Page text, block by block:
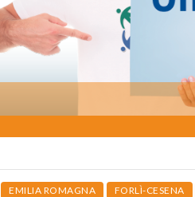
EMILIA ROMAGNA FORLÌ-CESENA